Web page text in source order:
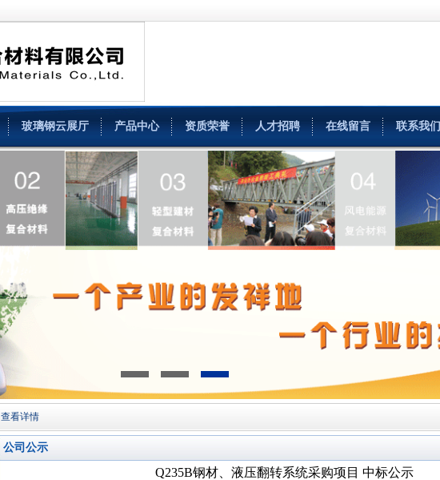
玻璃钢云展厅 产品中心 资质荣誉 人才招聘 在线留言 联系我们
查看详情
公司公示
Q235B钢材、液压翻转系统采购项目 中标公示